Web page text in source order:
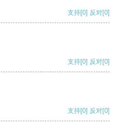
支持[0] 反对[0]
支持[0] 反对[0]
支持[0] 反对[0]